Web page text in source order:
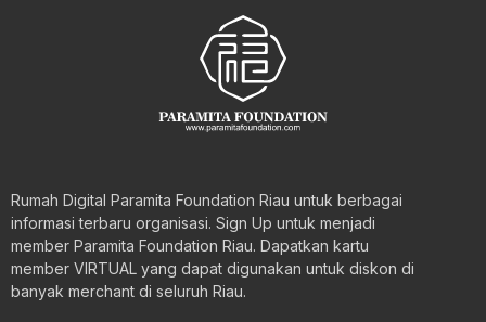
Rumah Digital Paramita Foundation Riau untuk berbagai
informasi terbaru organisasi. Sign Up untuk menjadi
member Paramita Foundation Riau. Dapatkan kartu
member VIRTUAL yang dapat digunakan untuk diskon di
banyak merchant di seluruh Riau.